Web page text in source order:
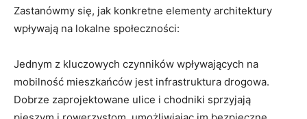
Zastanówmy się, jak ⁣konkretne elementy‌ architektury
wpływają na lokalne społeczności:
Jednym⁢ z‌ kluczowych czynników wpływających na
mobilność mieszkańców jest infrastruktura‍ drogowa.
Dobrze zaprojektowane ulice ‌i chodniki sprzyjają